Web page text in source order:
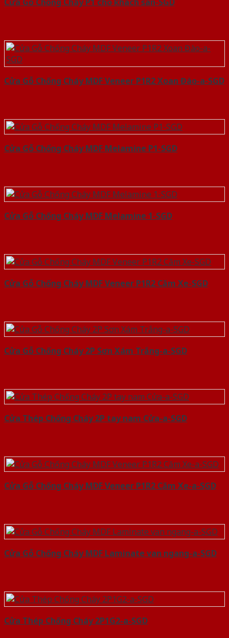
Cửa Gỗ Chống Cháy MDF Veneer P1R2 Xoan Đào-a-SGD
Cửa Gỗ Chống Cháy MDF Melamine P1-SGD
Cửa Gỗ Chống Cháy MDF Melamine 1-SGD
Cửa Gỗ Chống Cháy MDF Veneer P1R2 Căm Xe-SGD
Cửa Gỗ Chống Cháy 2P Sơn Xám Trắng-a-SGD
Cửa Thép Chống Cháy 2P tay nam Cửa-a-SGD
Cửa Gỗ Chống Cháy MDF Veneer P1R2 Căm Xe-a-SGD
Cửa Gỗ Chống Cháy MDF Laminate van ngang-a-SGD
Cửa Thép Chống Cháy 2P1G2-a-SGD